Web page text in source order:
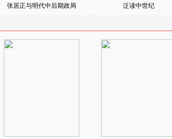
张居正与明代中后期政局 泛读中世纪